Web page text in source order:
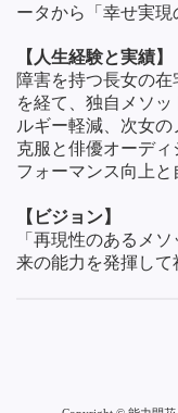
ータから「幸せ実
【人生経験と実績】
障害を持つ長女の
を経て、独自メソ
ルギー軽減、次女
克服と俳優オーデ
フォーマンス向上と
【ビジョン】
「再現性のあるメ
来の能力を発揮して